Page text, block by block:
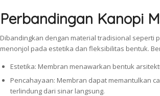
Perbandingan Kanopi
Dibandingkan dengan material tradisional seperti
menonjol pada estetika dan fleksibilitas bentuk.
Estetika: Membran menawarkan bentuk
Pencahayaan: Membran dapat memantulkan
terlindung dari sinar langsung.